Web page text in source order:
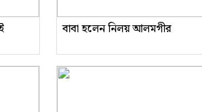
বাবা হলেন নিলয় আলমগীর